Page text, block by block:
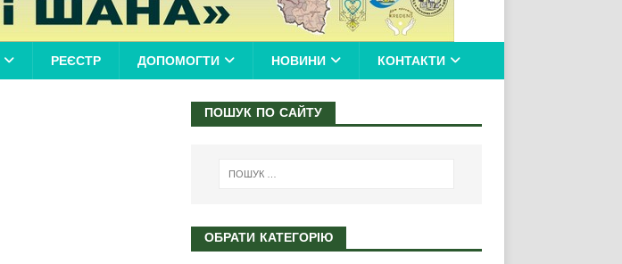
РЕЄСТР ДОПОМОГТИ НОВИНИ КОНТАКТИ
ПОШУК ПО САЙТУ
ОБРАТИ КАТЕГОРІЮ